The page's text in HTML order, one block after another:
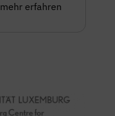
mehr erfahren